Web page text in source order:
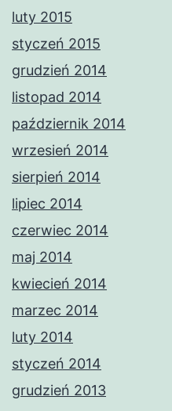
luty 2015
styczeń 2015
grudzień 2014
listopad 2014
październik 2014
wrzesień 2014
sierpień 2014
lipiec 2014
czerwiec 2014
maj 2014
kwiecień 2014
marzec 2014
luty 2014
styczeń 2014
grudzień 2013